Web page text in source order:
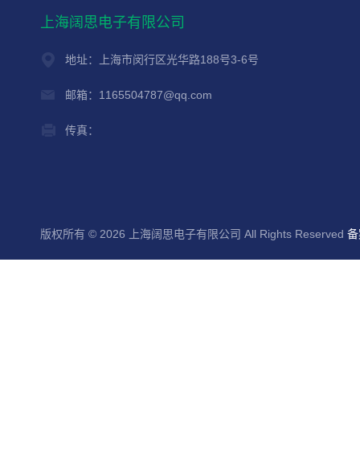
上海阔思电子有限公司
地址：上海市闵行区光华路188号3-6号
邮箱：1165504787@qq.com
传真：
版权所有 © 2026 上海阔思电子有限公司 All Rights Reserved